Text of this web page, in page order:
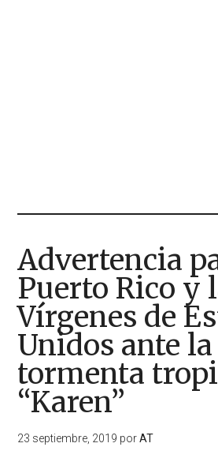
Advertencia
Puerto Rico y
Vírgenes de
Unidos ante la
tormenta
“Karen”
23 septiembre, 2019 porAT